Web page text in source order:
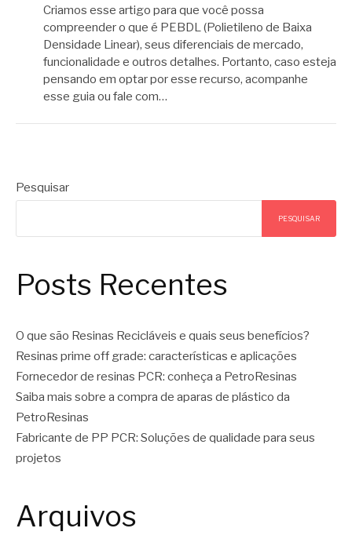
Criamos esse artigo para que você possa
compreender o que é PEBDL (Polietileno de Baixa
Densidade Linear), seus diferenciais de mercado,
funcionalidade e outros detalhes. Portanto, caso esteja
pensando em optar por esse recurso, acompanhe
esse guia ou fale com…
Pesquisar
PESQUISAR
Posts Recentes
O que são Resinas Recicláveis e quais seus benefícios?
Resinas prime off grade: características e aplicações
Fornecedor de resinas PCR: conheça a PetroResinas
Saiba mais sobre a compra de aparas de plástico da
PetroResinas
Fabricante de PP PCR: Soluções de qualidade para seus
projetos
Arquivos